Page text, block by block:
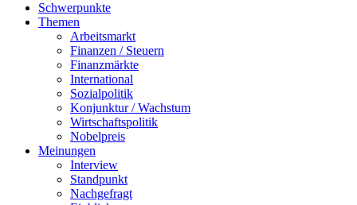
Schwerpunkte
Themen
Arbeitsmarkt
Finanzen / Steuern
Finanzmärkte
International
Sozialpolitik
Konjunktur / Wachstum
Wirtschaftspolitik
Nobelpreis
Meinungen
Interview
Standpunkt
Nachgefragt